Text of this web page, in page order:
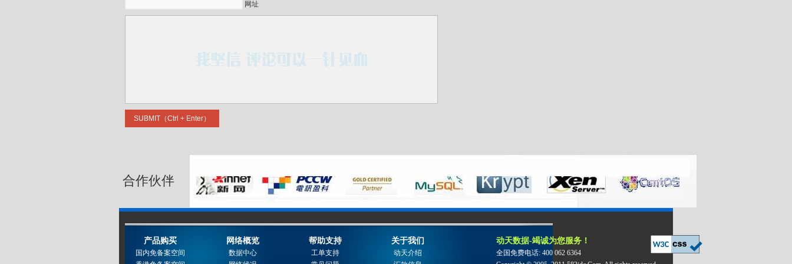
网址
合作伙伴
产品购买
国内免备案空间
网络概览
数据中心
帮助支持
工单支持
关于我们
动天介绍
动天数据-竭诚为您服务！
全国免费电话: 400 062 6364